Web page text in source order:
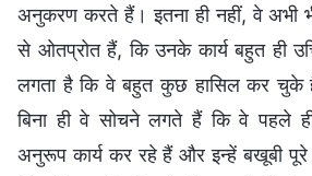
अनुकरण करते हैं। इतना ही नहीं, वे अभी
से ओतप्रोत हैं, कि उनके कार्य बहुत ही
लगता है कि वे बहुत कुछ हासिल कर चुके
बिना ही वे सोचने लगते हैं कि वे पहले
अनुरूप कार्य कर रहे हैं और इन्हें बखूबी